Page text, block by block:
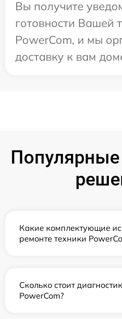
Вы получите
готовности Вашей
PowerCom, и мы
доставку к вам
Какие комплектующие
ремонте техники
Сколько стоит
PowerCom?